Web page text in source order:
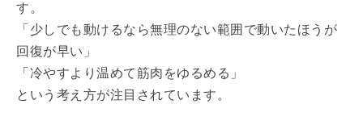
す。
「少しでも動けるなら無理のない範囲で動いたほうが
回復が早い」
「冷やすより温めて筋肉をゆるめる」
という考え方が注目されています。